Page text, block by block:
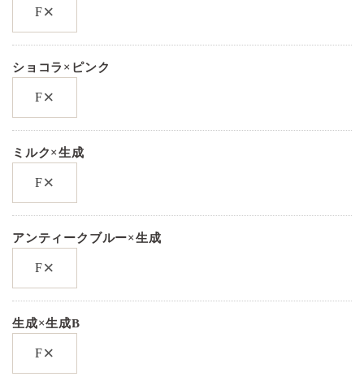
F×
ショコラ×ピンク
F×
ミルク×生成
F×
アンティークブルー×生成
F×
生成×生成B
F×